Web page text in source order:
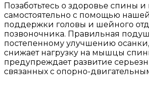
Позаботьтесь о здоровье спины
самостоятельно с помощью
поддержки головы и шейного
позвоночника. Правильная
постепенному улучшению
снижает нагрузку на мышцы
предупреждает развитие
связанных с опорно-